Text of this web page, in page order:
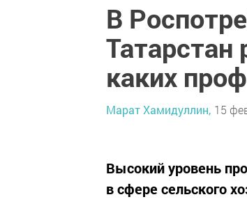
В
Татарстан
каких
Марат Хамидуллин, 15
Высокий уровень
в сфере сельского